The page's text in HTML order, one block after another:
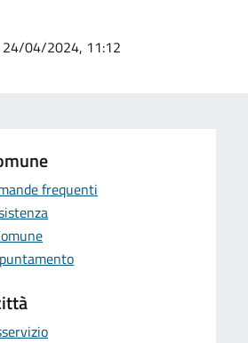
24/04/2024, 11:12
frequenti